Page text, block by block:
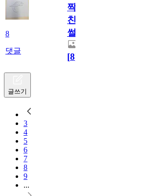
8
댓글
짝
친
썰.
[8]
글쓰기
3
4
5
6
7
8
9
...